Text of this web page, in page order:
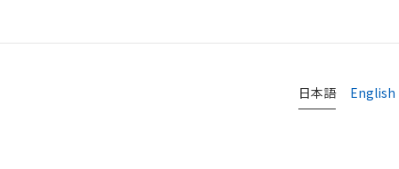
日本語 English